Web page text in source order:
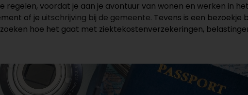
voordat je aan je avontuur van wonen en werken in
of je uitschrijving bij de gemeente. Tevens is een bezoekje
hoe het gaat met ziektekostenverzekeringen,